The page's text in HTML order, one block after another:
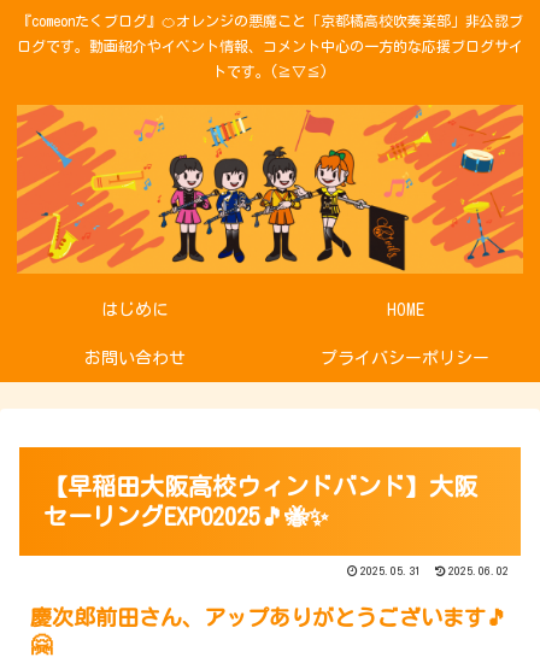
『comeonたくブログ』🍊オレンジの悪魔こと「京都橘高校吹奏楽部」非公認ブ
ログです。動画紹介やイベント情報、コメント中心の一方的な応援ブログサイ
トです。(≧▽≦)
はじめに HOME
お問い合わせ プライバシーポリシー
【早稲田大阪高校ウィンドバンド】大阪
セーリングEXPO2025🎵🐝✨
2025.05.31 2025.06.02
慶次郎前田さん、アップありがとうございます🎵
🤗